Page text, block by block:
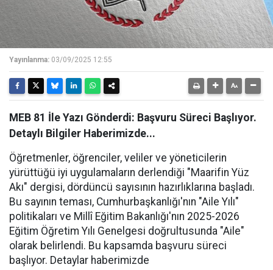
Yayınlanma: 03/09/2025 12:55
MEB 81 İle Yazı Gönderdi: Başvuru Süreci Başlıyor.
Detaylı Bilgiler Haberimizde...
Öğretmenler, öğrenciler, veliler ve yöneticilerin
yürüttüğü iyi uygulamaların derlendiği "Maarifin Yüz
Akı" dergisi, dördüncü sayısının hazırlıklarına başladı.
Bu sayının teması, Cumhurbaşkanlığı'nın "Aile Yılı"
politikaları ve Millî Eğitim Bakanlığı'nın 2025-2026
Eğitim Öğretim Yılı Genelgesi doğrultusunda "Aile"
olarak belirlendi. Bu kapsamda başvuru süreci
başlıyor. Detaylar haberimizde